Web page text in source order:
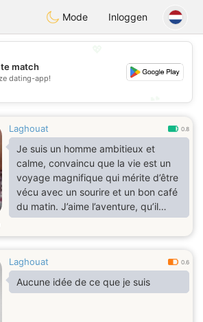
Taimerais
Mode Inloggen
💕
match
dating-app!
Laghouat 0.8
Je suis un homme ambitieux et
calme, convaincu que la vie est un
voyage magnifique qui mérite d’être
vécu avec un sourire et un bon café
du matin. J’aime l’aventure, qu’il
s’agisse de découvrir une nouvelle
ville ou de goûter un plat inconnu.
j’apprécie les conversations
profondes qui laissent une
empreinte dans le cœur. Je
Laghouat 0.6
Aucune idée de ce que je suis